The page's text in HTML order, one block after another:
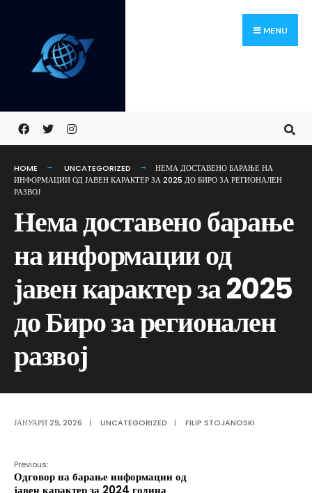
content
MENU
HOME UNCATEGORIZED
НЕМА ДОСТАВЕНО БАРАЊЕ НА
ИНФОРМАЦИИ ОД ЈАВЕН КАРАКТЕР ЗА 2025 ДО БИРО ЗА РЕГИОНАЛЕН
РАЗВОЈ
Нема доставено барање
на информации од
јавен карактер за 2025
до Биро за регионален
развој
ЈАНУАРИ 29, 2026 | UNCATEGORIZED | FILIP STOJANOSKI
Previous:
Одговор на барање информации од
јавен карактер за 2024 година